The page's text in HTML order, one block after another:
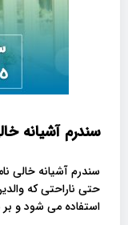
سندرم آشیانه
سندرم آشیانه خالی
حتی ناراحتی که
استفاده می شود و بر